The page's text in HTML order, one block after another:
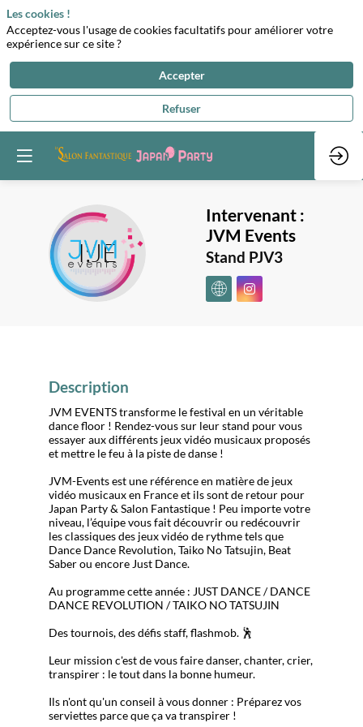
I:JE
Intervenant :
JVM Events
Stand PJV3
Description
JVM EVENTS transforme le festival en un véritable
dance floor ! Rendez-vous sur leur stand pour vous
essayer aux différents jeux vidéo musicaux proposés
et mettre le feu à la piste de danse !
JVM-Events est une référence en matière de jeux
vidéo musicaux en France et ils sont de retour pour
Japan Party & Salon Fantastique ! Peu importe votre
niveau, l’équipe vous fait découvrir ou redécouvrir
les classiques des jeux vidéo de rythme tels que
Dance Dance Revolution, Taiko No Tatsujin, Beat
Saber ou encore Just Dance.
Au programme cette année : JUST DANCE / DANCE
DANCE REVOLUTION / TAIKO NO TATSUJIN
Des tournois, des défis staff, flashmob. 🕺
Leur mission c'est de vous faire danser, chanter, crier,
transpirer : le tout dans la bonne humeur.
Ils n'ont qu'un conseil à vous donner : Préparez vos
serviettes parce que ça va transpirer !
Les cookies !
Acceptez-vous l'usage de cookies facultatifs pour améliorer votre
expérience sur ce site ?
Accepter
Refuser